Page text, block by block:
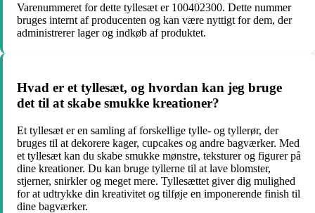
Varenummeret for dette tyllesæt er 100402300. Dette nummer
bruges internt af producenten og kan være nyttigt for dem, der
administrerer lager og indkøb af produktet.
Hvad er et tyllesæt, og hvordan kan jeg bruge
det til at skabe smukke kreationer?
Et tyllesæt er en samling af forskellige tylle- og tyllerør, der
bruges til at dekorere kager, cupcakes og andre bagværker. Med
et tyllesæt kan du skabe smukke mønstre, teksturer og figurer på
dine kreationer. Du kan bruge tyllerne til at lave blomster,
stjerner, snirkler og meget mere. Tyllesættet giver dig mulighed
for at udtrykke din kreativitet og tilføje en imponerende finish til
dine bagværker.